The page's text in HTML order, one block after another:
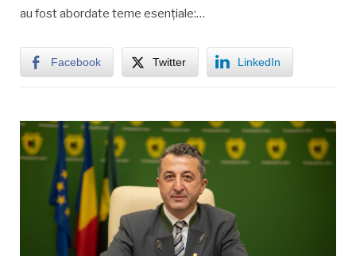
au fost abordate teme esențiale:…
Facebook Twitter LinkedIn